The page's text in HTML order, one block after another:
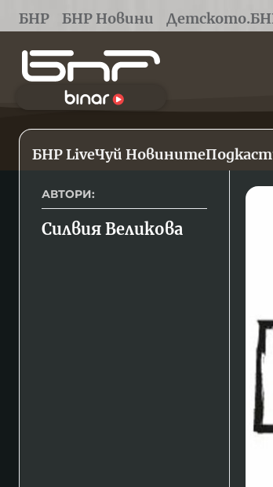
БНР БНР Новини
БНР LiveЧуй Новините
АВТОРИ:
Силвия Великова